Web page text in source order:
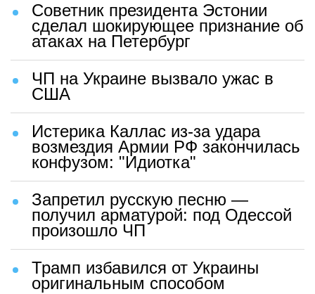
Советник президента Эстонии
сделал шокирующее признание об
атаках на Петербург
ЧП на Украине вызвало ужас в
США
Истерика Каллас из-за удара
возмездия Армии РФ закончилась
конфузом: "Идиотка"
Запретил русскую песню —
получил арматурой: под Одессой
произошло ЧП
Трамп избавился от Украины
оригинальным способом